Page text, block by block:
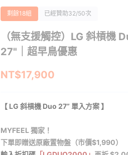
剩餘18組 已經贊助32/50次
（無支援觸控）LG 斜槓機
27"｜超早鳥優惠
NT$17,900
【 LG 斜槓機 Duo 27” 單入方案】
MYFEEL 獨家！
下單即贈送原廠置物盤（市價$1,990）